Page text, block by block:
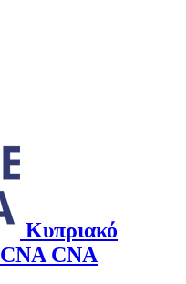
Κυπριακό
CNA CNA